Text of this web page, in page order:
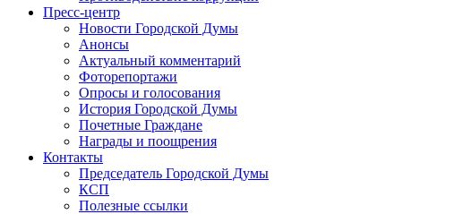
Пресс-центр
Новости Городской Думы
Анонсы
Актуальный комментарий
Фоторепортажи
Опросы и голосования
История Городской Думы
Почетные Граждане
Награды и поощрения
Контакты
Председатель Городской Думы
КСП
Полезные ссылки